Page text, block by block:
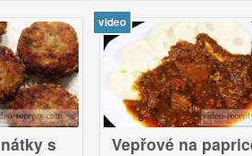
video
8
Vepřové na paprice